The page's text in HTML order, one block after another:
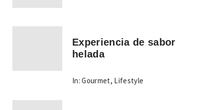
Experiencia de sabor
helada
In: Gourmet, Lifestyle